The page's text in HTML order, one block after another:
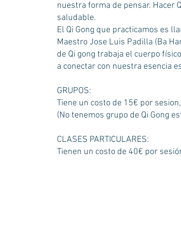
nuestra forma de pensar. Hacer
saludable.
El Qi Gong que practicamos es
Maestro Jose Luis Padilla (Ba
de Qi gong trabaja el cuerpo
a conectar con nuestra esencia
GRUPOS:
Tiene un costo de 15€ por
(No tenemos grupo de Qi Gong
CLASES PARTICULARES:
Tienen un costo de 40€ por